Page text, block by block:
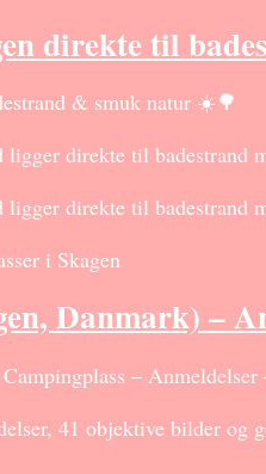
direkte til
& smuk natur ☀️🌳
direkte til
direkte til
i Skagen
Danmark) –
– Anmeldelser
41 objektive bilder